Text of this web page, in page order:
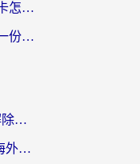
在海外玩坦克世界闪击战很卡怎么办？老玩家亲测有效的加速器选择指南
欧洲怎么玩新诛仙不卡顿？一份给海外游子的国服游戏畅玩指南
优酷手机app地域限制怎么解除？海外党亲测有效的追剧方案
全民K歌国外如何听原唱？海外党亲测有效的回国加速器选择指南